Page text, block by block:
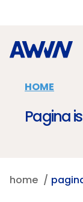
HOME
Pagina
home